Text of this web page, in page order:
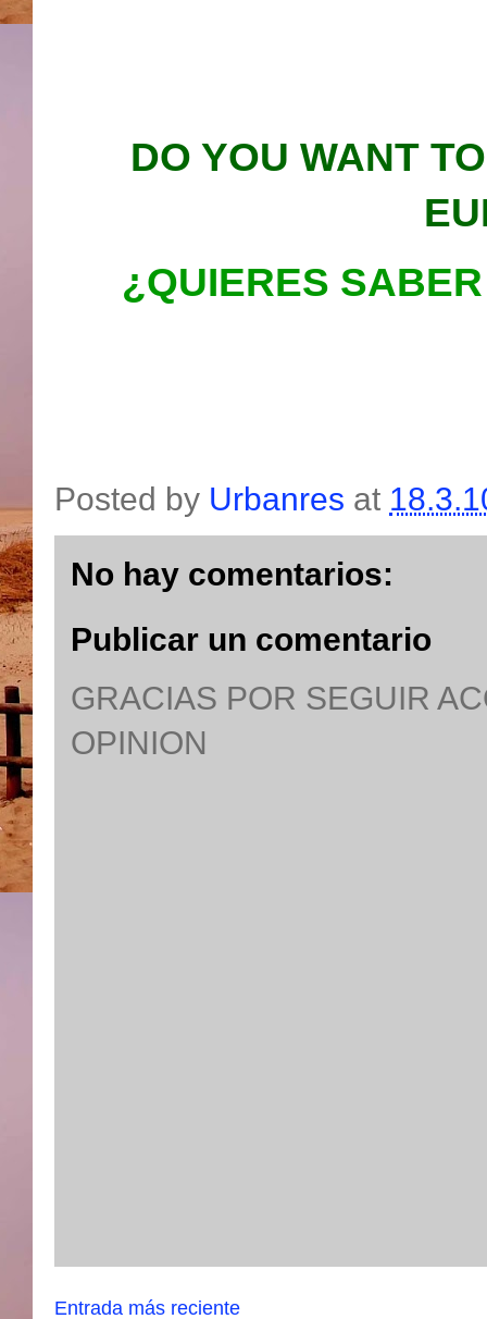
DO YOU WANT
¿QUIERES
Posted by Urbanres at
No hay comentarios:
Publicar un comentario
GRACIAS POR SEGUIR
OPINION
Entrada más reciente